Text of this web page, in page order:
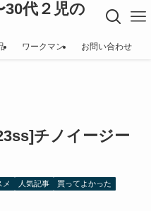
代２児の
ワークマン お問い合わせ
チノイージー
メ 人気記事 買ってよかった